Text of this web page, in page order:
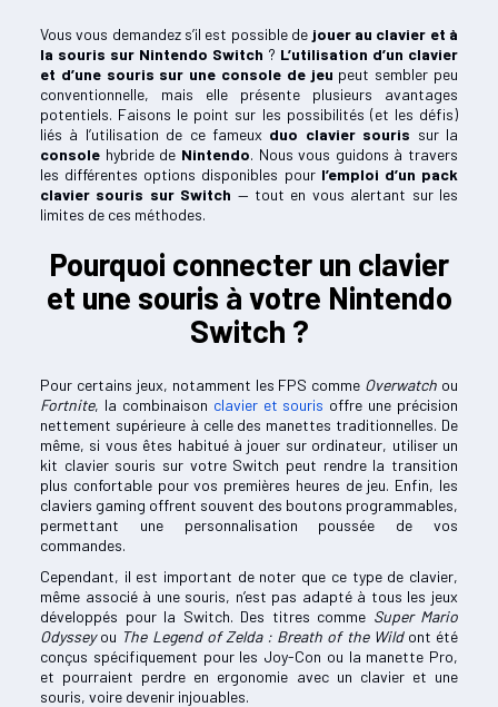
Vous vous demandez s’il est possible de jouer au clavier et à
la souris sur Nintendo Switch ? L’utilisation d’un clavier
et d’une souris sur une console de jeu peut sembler peu
conventionnelle, mais elle présente plusieurs avantages
potentiels. Faisons le point sur les possibilités (et les défis)
liés à l’utilisation de ce fameux duo clavier souris sur la
console hybride de Nintendo. Nous vous guidons à travers
les différentes options disponibles pour l’emploi d’un pack
clavier souris sur Switch ­­— tout en vous alertant sur les
limites de ces méthodes.
Pourquoi connecter un clavier
et une souris à votre Nintendo
Switch ?
Pour certains jeux, notamment les FPS comme Overwatch ou
Fortnite, la combinaison clavier et souris offre une précision
nettement supérieure à celle des manettes traditionnelles. De
même, si vous êtes habitué à jouer sur ordinateur, utiliser un
kit clavier souris sur votre Switch peut rendre la transition
plus confortable pour vos premières heures de jeu. Enfin, les
claviers gaming offrent souvent des boutons programmables,
permettant une personnalisation poussée de vos
commandes.
Cependant, il est important de noter que ce type de clavier,
même associé à une souris, n’est pas adapté à tous les jeux
développés pour la Switch. Des titres comme Super Mario
Odysseyou The Legend of Zelda : Breath of the Wildont été
conçus spécifiquement pour les Joy-Con ou la manette Pro,
et pourraient perdre en ergonomie avec un clavier et une
souris, voire devenir injouables.